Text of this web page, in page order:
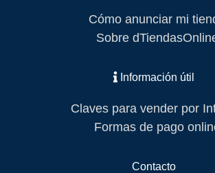
Cómo anunciar mi
Sobre
Información útil
Claves para vender por
Formas de pago
Contacto